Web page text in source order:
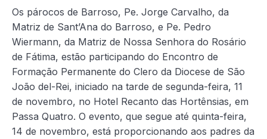
Os párocos de Barroso, Pe. Jorge Carvalho, da
Matriz de Sant’Ana do Barroso, e Pe. Pedro
Wiermann, da Matriz de Nossa Senhora do Rosário
de Fátima, estão participando do Encontro de
Formação Permanente do Clero da Diocese de São
João del-Rei, iniciado na tarde de segunda-feira, 11
de novembro, no Hotel Recanto das Hortênsias, em
Passa Quatro. O evento, que segue até quinta-feira,
14 de novembro, está proporcionando aos padres da